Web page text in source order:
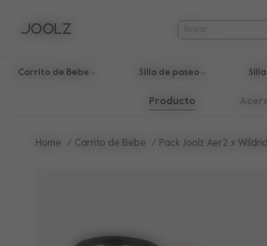
Carrito de Bebe Silla de paseo
Home Carrito de Bebe Pack Joolz Aer2 x
Producto